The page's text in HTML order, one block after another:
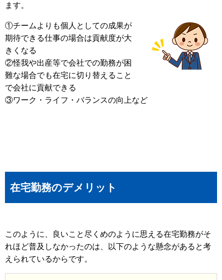
ます。
①チームよりも個人としての成果が
期待できる仕事の場合は貢献度が大
きくなる
②怪我や出産等で会社での勤務が困
難な場合でも在宅に切り替えること
で会社に貢献できる
③ワーク・ライフ・バランスの向上など
在宅勤務のデメリット
このように、良いこと尽くめのように思える在宅勤務がそ
れほど普及しなかったのは、以下のような懸念があると考
えられているからです。